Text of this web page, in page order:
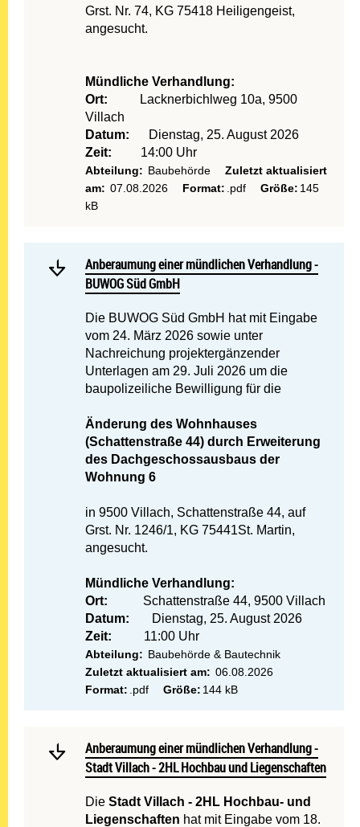
Grst. Nr. 74, KG 75418 Heiligengeist,
angesucht.
Mündliche Verhandlung:
Ort:
Lacknerbichlweg 10a, 9500
Villach
Datum: Dienstag, 25. August 2026
Zeit: 14:00 Uhr
Abteilung: Baubehörde
Zuletzt aktualisiert
am: 07.08.2026 Format: .pdf Größe: 145
kB
Mehr lesen:
Anberaumung einer mündlichen Verhandlung -
Anberaumung einer mündlichen Verhandlung -
BUWOG Süd GmbH
Die BUWOG Süd GmbH hat mit Eingabe
vom 24. März 2026 sowie unter
Nachreichung projektergänzender
Unterlagen am 29. Juli 2026 um die
baupolizeiliche Bewilligung für die
Änderung des Wohnhauses
(Schattenstraße 44) durch Erweiterung
des Dachgeschossausbaus der
Wohnung 6
in 9500 Villach, Schattenstraße 44, auf
Grst. Nr. 1246/1, KG 75441St. Martin,
angesucht.
Mündliche Verhandlung:
Ort: Schattenstraße 44, 9500 Villach
Datum: Dienstag, 25. August 2026
Zeit: 11:00 Uhr
Abteilung: Baubehörde & Bautechnik
Zuletzt aktualisiert am: 06.08.2026
Format: .pdf Größe: 144 kB
Mehr lesen:
Anberaumung einer mündlichen Verhandlung - Stadt
Anberaumung einer mündlichen Verhandlung -
Stadt Villach - 2HL Hochbau und Liegenschaften
DieStadt Villach - 2HL Hochbau- und
Liegenschaften hat mit Eingabe vom 18.